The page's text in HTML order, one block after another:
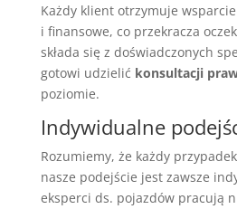
Każdy klient otrzymuje
i finansowe, co przekracza
składa się z doświadczonych
gotowi udzielić konsultacji
poziomie.
Indywidualne
Rozumiemy, że każdy
nasze podejście jest zawsze
eksperci ds. pojazdów pracują